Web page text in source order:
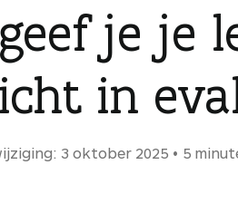
je je
in
3 oktober 2025 5